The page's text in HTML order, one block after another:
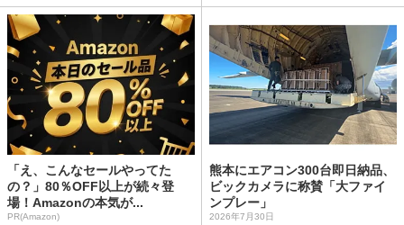
「え、こんなセールやってた
の？」80％OFF以上が続々登
場！Amazonの本気が...
PR(Amazon)
熊本にエアコン300台即日納品、
ビックカメラに称賛「大ファイ
ンプレー」
2026年7月30日